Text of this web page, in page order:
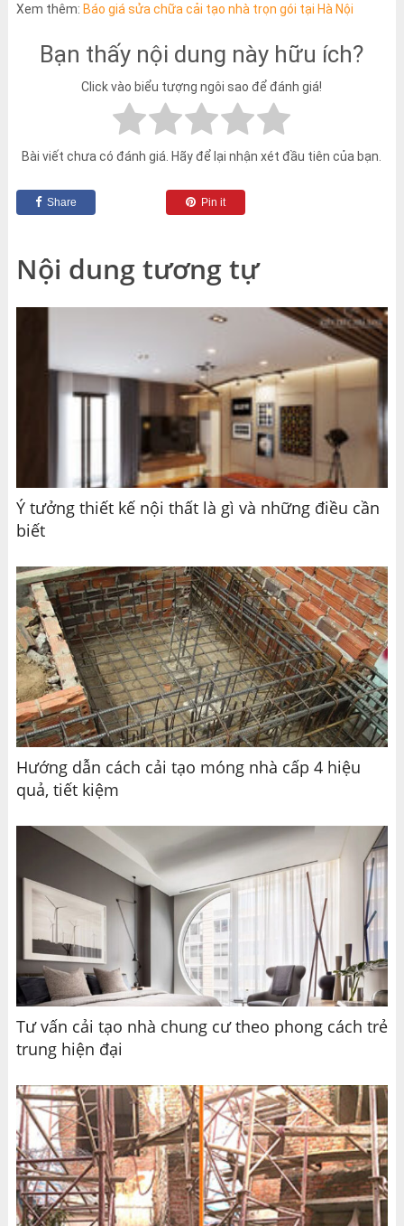
Xem thêm: Báo giá sửa chữa cải tạo nhà trọn gói tại Hà Nội
Bạn thấy nội dung này hữu ích?
Click vào biểu tượng ngôi sao để đánh giá!
Bài viết chưa có đánh giá. Hãy để lại nhận xét đầu tiên của bạn.
Share Pin it
Nội dung tương tự
Ý tưởng thiết kế nội thất là gì và những điều cần
biết
Hướng dẫn cách cải tạo móng nhà cấp 4 hiệu
quả, tiết kiệm
Tư vấn cải tạo nhà chung cư theo phong cách trẻ
trung hiện đại